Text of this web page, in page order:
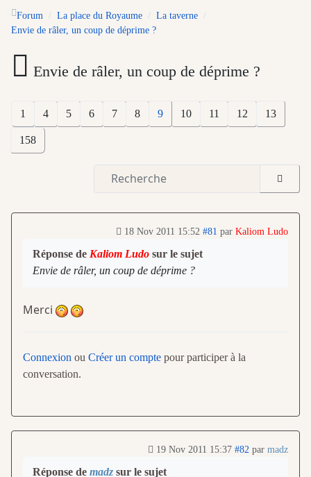
Forum La place du Royaume
La taverne
Envie de râler, un coup de déprime ?
Envie de râler, un coup de déprime ?
1 4 5 6 7 8 9 10 11 12 13
158
18 Nov 2011 15:52 #81 par Kaliom Ludo
Réponse de Kaliom Ludo sur le sujet
Envie de râler, un coup de déprime ?
Merci
Connexion ou Créer un compte pour participer à la
conversation.
19 Nov 2011 15:37 #82 par madz
Réponse de madz sur le sujet